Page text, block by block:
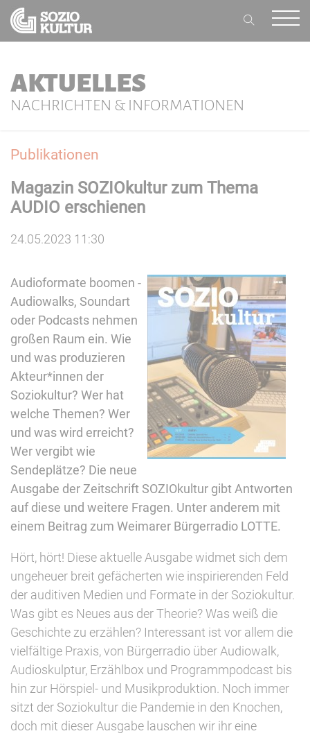
AKTUELLES
NACHRICHTEN & INFORMATIONEN
Publikationen
Magazin SOZIOkultur zum Thema
AUDIO erschienen
24.05.2023 11:30
Audioformate boomen -
Audiowalks, Soundart
oder Podcasts nehmen
großen Raum ein. Wie
und was produzieren
Akteur*innen der
Soziokultur? Wer hat
welche Themen? Wer
und was wird erreicht?
Wer vergibt wie
Sendeplätze? Die neue
Ausgabe der Zeitschrift SOZIOkultur gibt Antworten
auf diese und weitere Fragen. Unter anderem mit
einem Beitrag zum Weimarer Bürgerradio LOTTE.
Hört, hört! Diese aktuelle Ausgabe widmet sich dem
ungeheuer breit gefächerten wie inspirierenden Feld
der auditiven Medien und Formate in der Soziokultur.
Was gibt es Neues aus der Theorie? Was weiß die
Geschichte zu erzählen? Interessant ist vor allem die
vielfältige Praxis, von Bürgerradio über Audiowalk,
Audioskulptur, Erzählbox und Programmpodcast bis
hin zur Hörspiel- und Musikproduktion. Noch immer
sitzt der Soziokultur die Pandemie in den Knochen,
doch mit dieser Ausgabe lauschen wir ihr eine